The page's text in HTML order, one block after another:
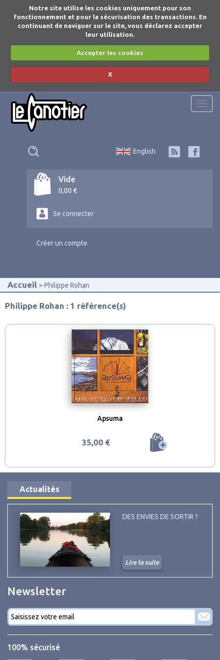
Notre site utilise les cookies uniquement pour son
fonctionnement et pour la sécurisation des transactions. En
continuant de naviguer sur le site, vous déclarez accepter
leur utilisation.
Accepter les cookies
X
English
Vide
0,00 €
Se connecter
Créer un compte
Accueil Philippe Rohan
Philippe Rohan : 1 référence(s)
Apsuma
35,00 €
Actualités
DES ENVIES DE SORTIR ?
Lire la suite
Newsletter
Courriel
*
100% sécurisé